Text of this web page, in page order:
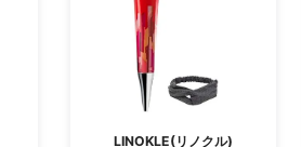
LINOKLE(リノクル)